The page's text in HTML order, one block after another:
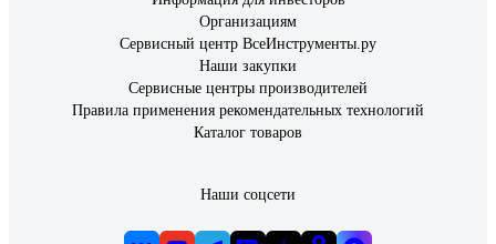
Организациям
Сервисный центр ВсеИнструменты.ру
Наши закупки
Сервисные центры производителей
Правила применения рекомендательных технологий
Каталог товаров
Наши соцсети